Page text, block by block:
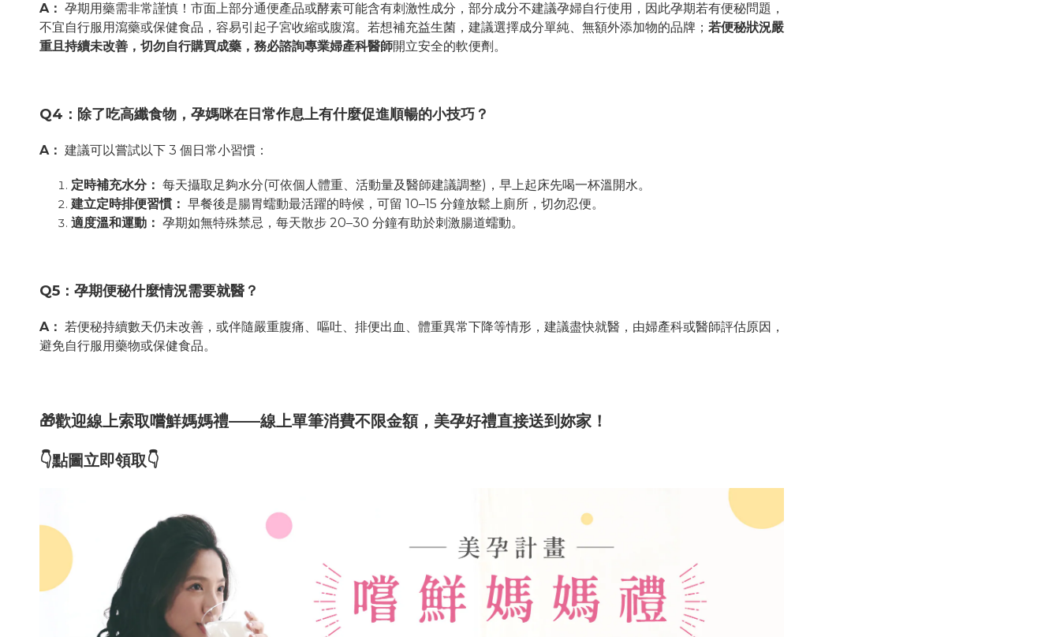
A： 孕期用藥需非常謹慎！市面上部分通便產品或酵素可能含有刺激性成分，部分成分不建議孕婦自行使用，因此孕期若有便秘問題，
不宜自行服用瀉藥或保健食品，容易引起子宮收縮或腹瀉。若想補充益生菌，建議選擇成分單純、無額外添加物的品牌； 若便秘狀況嚴
重且持續未改善，切勿自行購買成藥，務必諮詢專業婦產科醫師開立安全的軟便劑。
Q4 ：除了吃高纖食物，孕媽咪在日常作息上有什麼促進順暢的小技巧？
A： 建議可以嘗試以下 3 個日常小習慣：
定時補充水分： 每天攝取足夠水分(可依個人體重、活動量及醫師建議調整) ，早上起床先喝一杯溫開水。
建立定時排便習慣： 早餐後是腸胃蠕動最活躍的時候，可留 10–15 分鐘放鬆上廁所，切勿忍便。
適度溫和運動： 孕期如無特殊禁忌，每天散步 20–30 分鐘有助於刺激腸道蠕動。
Q5 ：孕期便秘什麼情況需要就醫？
A： 若便秘持續數天仍未改善，或伴隨嚴重腹痛、嘔吐、排便出血、體重異常下降等情形，建議盡快就醫，由婦產科或醫師評估原因，
避免自行服用藥物或保健食品。
🎁歡迎線上索取嚐鮮媽媽禮——線上單筆消費不限金額，美孕好禮直接送到妳家！
👇點圖立即領取👇